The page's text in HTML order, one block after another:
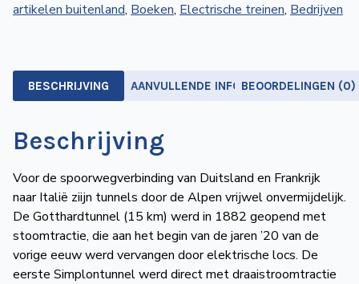
artikelen buitenland, Boeken, Electrische treinen, Bedrijven
BESCHRIJVING AANVULLENDE INFORMATIEBEOORDELINGEN (0)
Beschrijving
Voor de spoorwegverbinding van Duitsland en Frankrijk
naar Italië ziijn tunnels door de Alpen vrijwel onvermijdelijk.
De Gotthardtunnel (15 km) werd in 1882 geopend met
stoomtractie, die aan het begin van de jaren ’20 van de
vorige eeuw werd vervangen door elektrische locs. De
eerste Simplontunnel werd direct met draaistroomtractie